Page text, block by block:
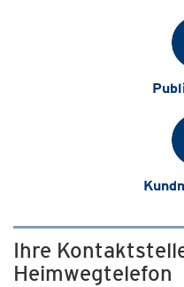
Ihre
Heimwegtelefon